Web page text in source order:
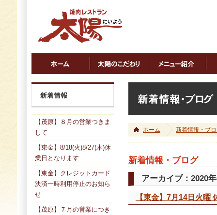
ホーム 新着情報・ブ
新着情報・ブログ
アーカイブ：2020
【東金】7月14日火曜
【茂原】８月の営業つきま
して
【東金】8/18(火)8/27(木)休
業日となります
【東金】クレジットカード
決済一時利用停止のお知ら
せ
【茂原】７月の営業につき